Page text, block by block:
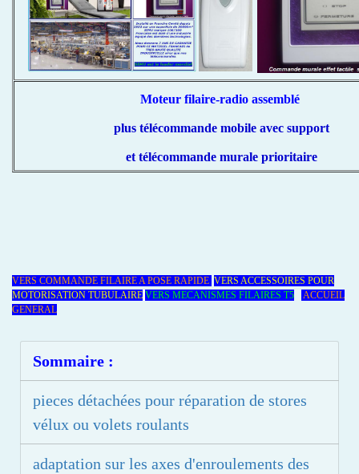
Moteur filaire-radio assemblé
plus télécommande mobile avec support
et télécommande murale prioritaire
VERS COMMANDE FILAIRE A POSE RAPIDE VERS ACCESSOIRES POUR
MOTORISATION TUBULAIRE VERS MECANISMES FILAIRES T5
ACCUEIL
GENERAL
Sommaire :
pieces détachées pour réparation de stores
vélux ou volets roulants
adaptation sur les axes d'enroulements des